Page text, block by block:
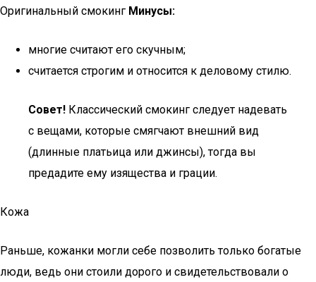
Оригинальный смокинг Минусы:
многие считают его скучным;
считается строгим и относится к деловому стилю.
Совет! Классический смокинг следует надевать
с вещами, которые смягчают внешний вид
(длинные платьица или джинсы), тогда вы
предадите ему изящества и грации.
Кожа
Раньше, кожанки могли себе позволить только богатые
люди, ведь они стоили дорого и свидетельствовали о